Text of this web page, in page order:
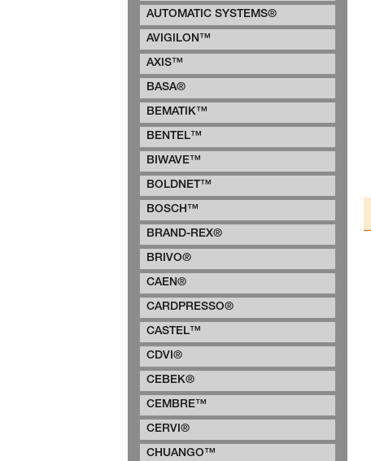
AUTOMATIC SYSTEMS®
AVIGILON™
AXIS™
BASA®
BEMATIK™
BENTEL™
BIWAVE™
BOLDNET™
BOSCH™
BRAND-REX®
BRIVO®
CAEN®
CARDPRESSO®
CASTEL™
CDVI®
CEBEK®
CEMBRE™
CERVI®
CHUANGO™